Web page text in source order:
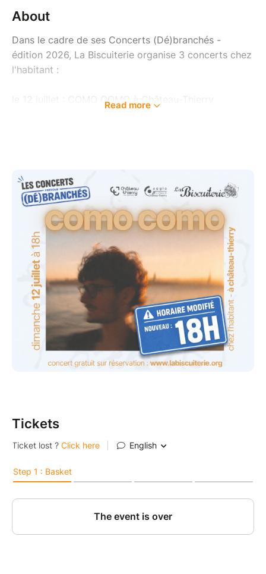
About
Dans le cadre de ses Concerts (Dé)branchés -
édition 2026, La Biscuiterie organise 3 concerts chez
l'habitant :
le 12 juillet : COMO COMO à Château-Thierry
auteur-compositeur et producteur d'une dream pop
délicate et lumineuse. Accompagné par le batteur
Orso Samson, il tisse un univers où guitares
réverbérées, synthés vaporeux et mélodies sensibles
se rencontrent dans un équilibre subtil entre
mélancolie et douceur. Entre contemplation et élan
dansant, les morceaux de COMO COMO invitent à un
voyage intimiste, porté par des arrangements
élégants et une sincérité désarmante. Un concert à
découvrir dans le cadre privilégié et chaleureux d'un
jardin, au plus près des artistes.
L'adresse du concert vous sera communiquée
quelques jours avant par mail !
Read more
Tickets